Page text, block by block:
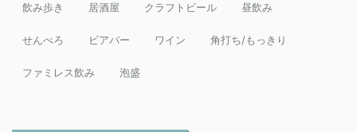
飲み歩き 居酒屋 クラフトビール 昼飲み
せんべろ ビアバー ワイン 角打ち/もっきり
ファミレス飲み 泡盛